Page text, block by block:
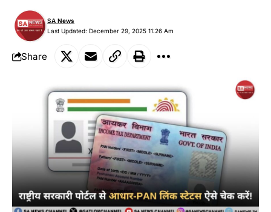
Last Updated: December 29, 2025 11:26 Am
SA News
Share